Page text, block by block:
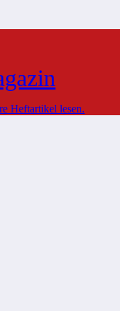
Heftartikel lesen.